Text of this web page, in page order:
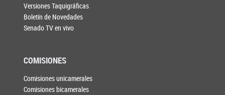
Versiones Taquigráficas
Boletín de Novedades
Senado TV en vivo
COMISIONES
Comisiones unicamerales
Comisiones bicamerales